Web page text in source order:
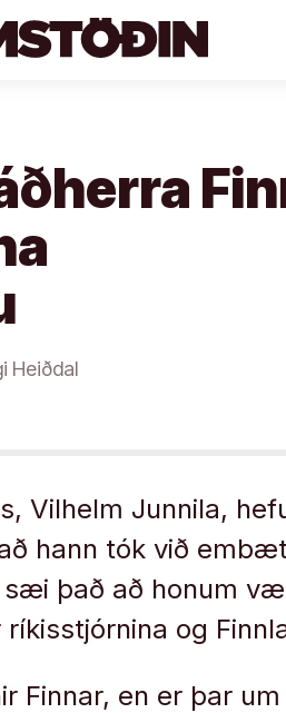
Heiðdal
Vilhelm Junnila,
hann tók við
sæi það að honum
og
Finnar, en er þar